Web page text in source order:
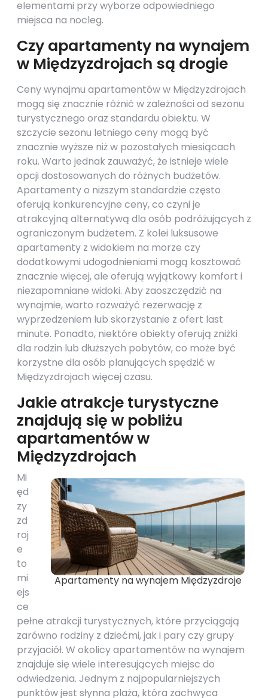
elementami przy wyborze odpowiedniego
miejsca na nocleg.
Czy apartamenty na wynajem
w Międzyzdrojach są drogie
Ceny wynajmu apartamentów w Międzyzdrojach
mogą się znacznie różnić w zależności od sezonu
turystycznego oraz standardu obiektu. W
szczycie sezonu letniego ceny mogą być
znacznie wyższe niż w pozostałych miesiącach
roku. Warto jednak zauważyć, że istnieje wiele
opcji dostosowanych do różnych budżetów.
Apartamenty o niższym standardzie często
oferują konkurencyjne ceny, co czyni je
atrakcyjną alternatywą dla osób podróżujących z
ograniczonym budżetem. Z kolei luksusowe
apartamenty z widokiem na morze czy
dodatkowymi udogodnieniami mogą kosztować
znacznie więcej, ale oferują wyjątkowy komfort i
niezapomniane widoki. Aby zaoszczędzić na
wynajmie, warto rozważyć rezerwację z
wyprzedzeniem lub skorzystanie z ofert last
minute. Ponadto, niektóre obiekty oferują zniżki
dla rodzin lub dłuższych pobytów, co może być
korzystne dla osób planujących spędzić w
Międzyzdrojach więcej czasu.
Jakie atrakcje turystyczne
znajdują się w pobliżu
apartamentów w
Międzyzdrojach
Apartamenty na wynajem Międzyzdroje
Mi
ęd
zy
zd
roj
e
to
mi
ejs
ce
pełne atrakcji turystycznych, które przyciągają
zarówno rodziny z dziećmi, jak i pary czy grupy
przyjaciół. W okolicy apartamentów na wynajem
znajduje się wiele interesujących miejsc do
odwiedzenia. Jednym z najpopularniejszych
punktów jest słynna plaża, która zachwyca